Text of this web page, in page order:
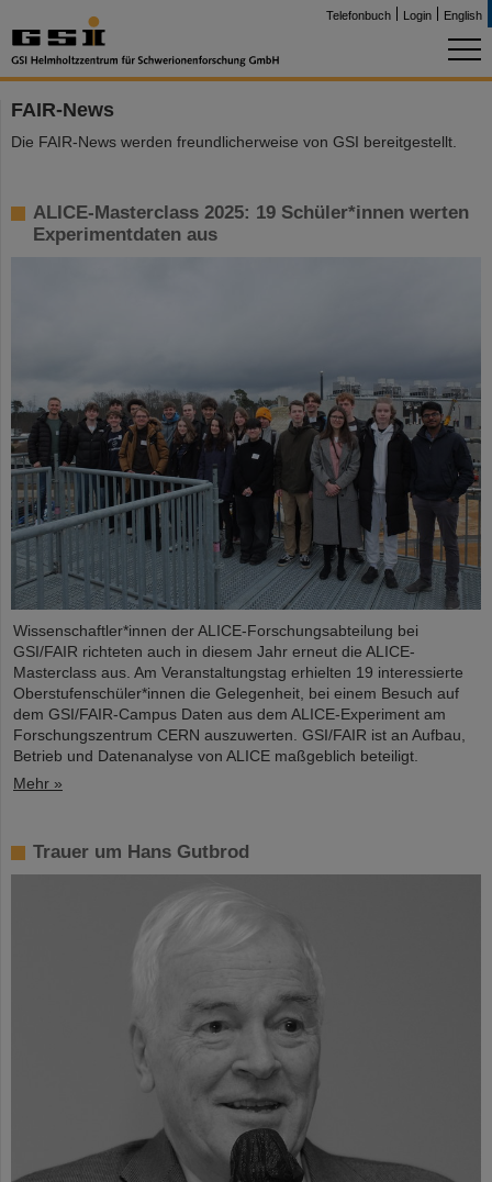
Telefonbuch Login English
FAIR-News
Die FAIR-News werden freundlicherweise von GSI bereitgestellt.
ALICE-Masterclass 2025: 19 Schüler*innen werten
Experimentdaten aus
Wissenschaftler*innen der ALICE-Forschungsabteilung bei
GSI/FAIR richteten auch in diesem Jahr erneut die ALICE-
Masterclass aus. Am Veranstaltungstag erhielten 19 interessierte
Oberstufenschüler*innen die Gelegenheit, bei einem Besuch auf
dem GSI/FAIR-Campus Daten aus dem ALICE-Experiment am
Forschungszentrum CERN auszuwerten. GSI/FAIR ist an Aufbau,
Betrieb und Datenanalyse von ALICE maßgeblich beteiligt.
Mehr »
Trauer um Hans Gutbrod